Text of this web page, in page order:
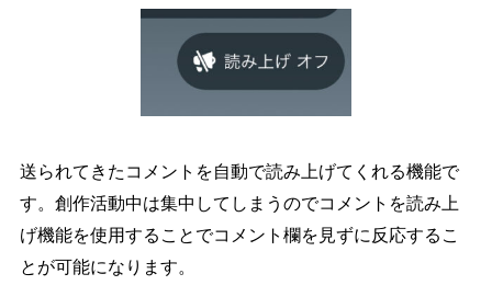
送られてきたコメントを自動で読み上げてくれる機能で
す。創作活動中は集中してしまうのでコメントを読み上
げ機能を使用することでコメント欄を見ずに反応するこ
とが可能になります。